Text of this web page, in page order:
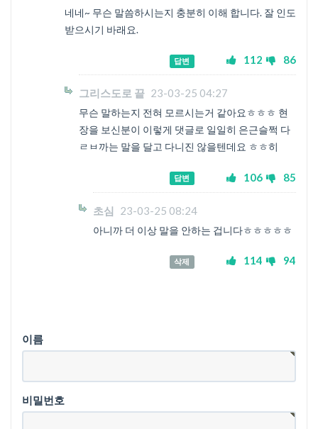
네네~ 무슨 말씀하시는지 충분히 이해 합니다. 잘 인도
받으시기 바래요.
112 86
답변
그리스도로 끝 23-03-25 04:27
무슨 말하는지 전혀 모르시는거 같아요ㅎㅎㅎ 현
장을 보신분이 이렇게 댓글로 일일히 은근슬쩍 다
ㄹㅂ까는 말을 달고 다니진 않을텐데요 ㅎㅎ히
106 85
답변
초심 23-03-25 08:24
아니까 더 이상 말을 안하는 겁니다ㅎㅎㅎㅎㅎ
114 94
삭제
이름
비밀번호